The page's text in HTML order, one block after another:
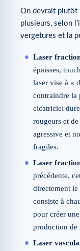
On devrait plutôt
plusieurs, selon
vergetures et la
Laser
épaisses,
laser vise à «
contraindre la
cicatriciel
rougeurs et
agressive et
fragiles.
Laser
précédente,
directement le
consiste à
pour créer
production de
Laser